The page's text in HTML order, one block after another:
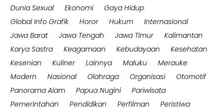
Dunia Sexual
Ekonomi
Gaya Hidup
Global Info Grafik
Horor Hukum
Internasional
Jawa Barat
Jawa Tengah Jawa Timur
Kalimantan
Karya Sastra
Keagamaan Kebudayaan
Kesehatan
Kesenian
Kuliner Lainnya Maluku
Merauke
Modern
Nasional Olahraga Organisasi
Otomotif
Panorama Alam
Papua Nugini
Pariwisata
Pemerintahan
Pendidikan Perfilman
Peristiwa